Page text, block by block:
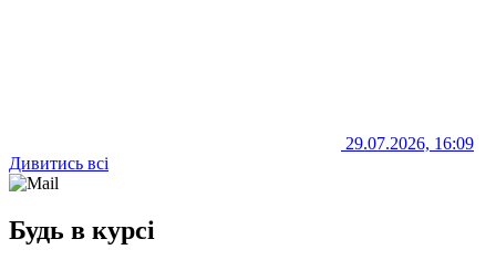
29.07.2026, 16:09
Дивитись всі
Будь в курсі